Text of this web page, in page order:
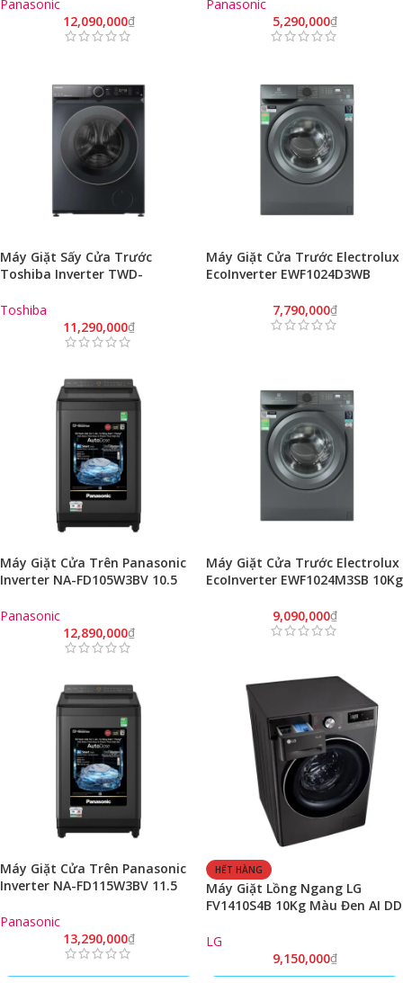
Panasonic
12,090,000₫
Panasonic
5,290,000₫
Máy Giặt Sấy Cửa Trước
Toshiba Inverter TWD-
Xám Morandi)
Toshiba
11,290,000₫
Máy Giặt Cửa Trước Electrolux
EcoInverter EWF1024D3WB
Model 2023)7,790,000₫
Máy Giặt Cửa Trên Panasonic
Inverter NA-FD105W3BV 10.5
Panasonic
12,890,000₫
Máy Giặt Cửa Trước Electrolux
EcoInverter EWF1024M3SB 10Kg
Onyx/ Model 2023)
9,090,000₫
Máy Giặt Cửa Trên Panasonic
Inverter NA-FD115W3BV 11.5
Panasonic
13,290,000₫
HẾT HÀNG
Máy Giặt Lồng Ngang LG
FV1410S4B 10Kg Màu Đen AI DD
LG
9,150,000₫